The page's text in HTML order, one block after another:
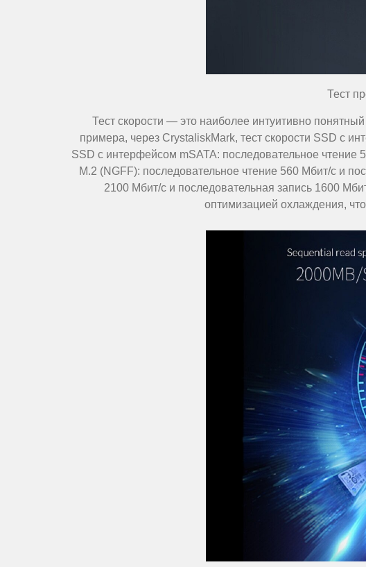
Тест
Тест скорости — это наиболее интуитивно
примера, через CrystaliskMark, тест скорости SSD с
SSD с интерфейсом mSATA: последовательное
M.2 (NGFF): последовательное чтение 560 Мбит/с и
2100 Мбит/с и последовательная запись 1600
оптимизацией охлаждения,